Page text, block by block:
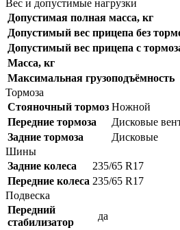
Вес и допустимые нагрузки
Допустимая полная масса, кг
Допустимый вес прицепа без
Допустимый вес прицепа с
Масса, кг
Максимальная грузоподъёмность
Тормоза
Стояночный тормоз Ножной
Передние тормоза
Дисковые
Задние тормоза
Дисковые
Шины
Задние колеса
235/65 R17
Передние колеса 235/65 R17
Подвеска
Передний
стабилизатор
да